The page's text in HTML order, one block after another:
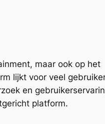
maar ook op het
lijkt voor veel
en
platform.